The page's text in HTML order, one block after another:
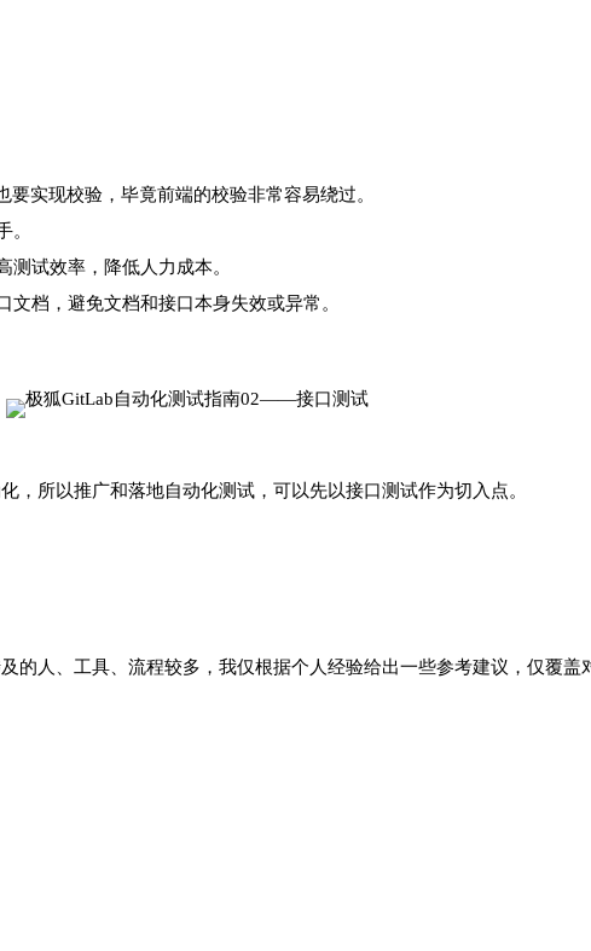
实现校验，毕竟前端的校验非常容易绕过。
。
试效率，降低人力成本。
档，避免文档和接口本身失效或异常。
所以推广和落地自动化测试，可以先以接口测试作为切入点。
人、工具、流程较多，我仅根据个人经验给出一些参考建议，仅覆盖